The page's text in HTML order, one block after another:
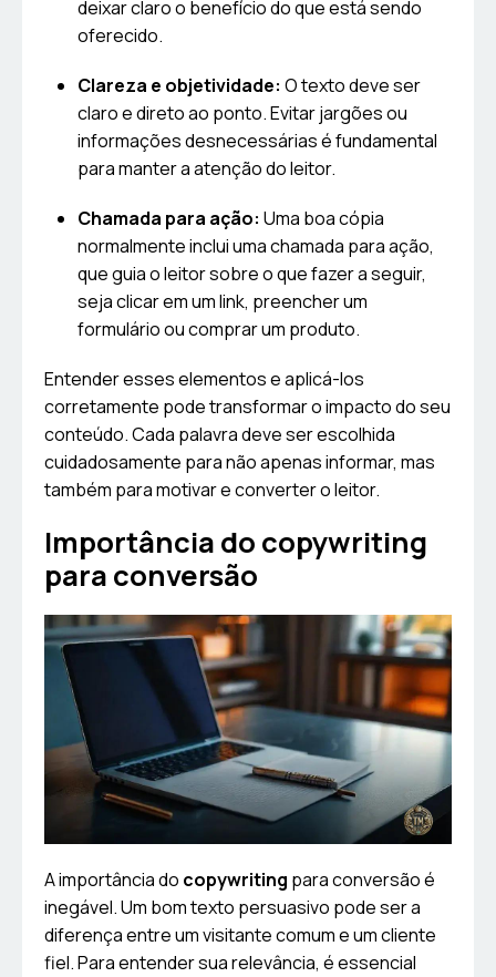
deixar claro o benefício do que está sendo
oferecido.
Clareza e objetividade: O texto deve ser
claro e direto ao ponto. Evitar jargões ou
informações desnecessárias é fundamental
para manter a atenção do leitor.
Chamada para ação: Uma boa cópia
normalmente inclui uma chamada para ação,
que guia o leitor sobre o que fazer a seguir,
seja clicar em um link, preencher um
formulário ou comprar um produto.
Entender esses elementos e aplicá-los
corretamente pode transformar o impacto do seu
conteúdo. Cada palavra deve ser escolhida
cuidadosamente para não apenas informar, mas
também para motivar e converter o leitor.
Importância do copywriting
para conversão
A importância do copywriting para conversão é
inegável. Um bom texto persuasivo pode ser a
diferença entre um visitante comum e um cliente
fiel. Para entender sua relevância, é essencial